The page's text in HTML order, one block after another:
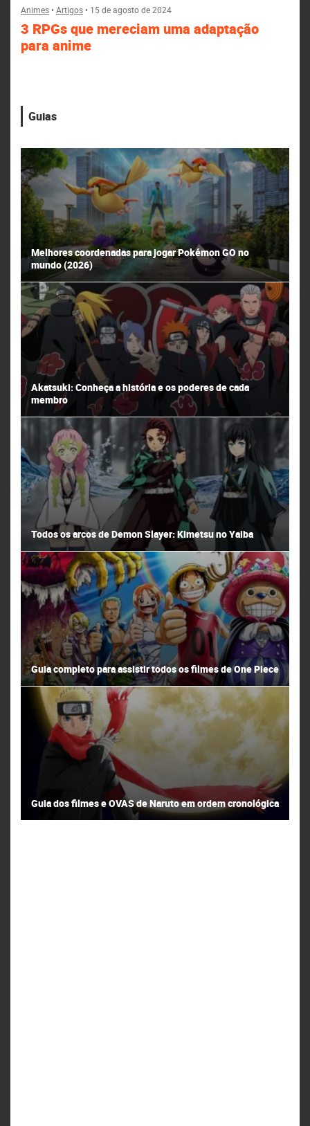
Animes•Artigos• 15 de agosto de 2024
3 RPGs que mereciam uma adaptação
para anime
Guias
Melhores coordenadas para jogar Pokémon GO no
mundo (2026)
Akatsuki: Conheça a história e os poderes de cada
membro
Todos os arcos de Demon Slayer: Kimetsu no Yaiba
Guia completo para assistir todos os filmes de One Piece
Guia dos filmes e OVAS de Naruto em ordem cronológica